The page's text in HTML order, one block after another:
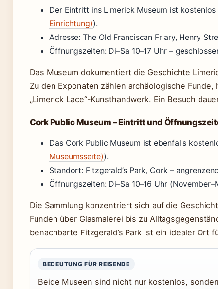
Der Eintritt ins Limerick Museum ist kostenlos
Einrichtung)).
Adresse: The Old Franciscan Friary, Henry
Öffnungszeiten: Di–Sa 10–17 Uhr –
Das Museum dokumentiert die Geschichte
Zu den Exponaten zählen archäologische
„Limerick Lace“-Kunsthandwerk. Ein Besuch
Cork Public Museum – Eintritt und
Das Cork Public Museum ist ebenfalls
Museumsseite)).
Standort: Fitzgerald’s Park, Cork –
Öffnungszeiten: Di–Sa 10–16 Uhr
Die Sammlung konzentriert sich auf die
Funden über Glasmalerei bis zu
benachbarte Fitzgerald’s Park ist ein idealer Ort
BEDEUTUNG FÜR REISENDE
Beide Museen sind nicht nur kostenlos,